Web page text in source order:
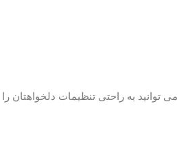
به راحتی تنظیمات دلخواهتان را